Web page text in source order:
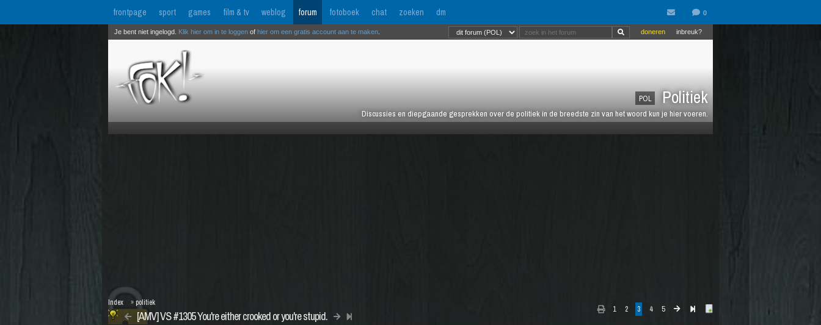
frontpage sport games film & tv weblog forum fotoboek chat zoeken dm
POL Politiek
Discussies en diepgaande gesprekken over de politiek in de breedste zin van het woord kun je hier voeren.
inbreuk?
doneren
Je bent niet ingelogd. Klik hier om in te loggen of hier om een gratis account aan te maken
1 2 3 4 5
[AMV] VS #1305 You're either crooked or you're stupid.
Index » politiek